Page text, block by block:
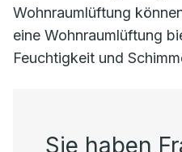
Wohnraumlüftung
eine Wohnraumlüftung
Feuchtigkeit und
Sie haben